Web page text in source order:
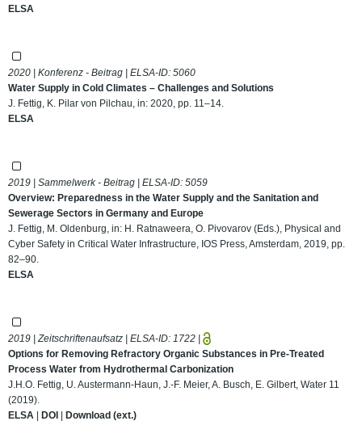
ELSA
2020 | Konferenz - Beitrag | ELSA-ID: 5060
Water Supply in Cold Climates – Challenges and Solutions
J. Fettig, K. Pilar von Pilchau, in: 2020, pp. 11–14.
ELSA
2019 | Sammelwerk - Beitrag | ELSA-ID: 5059
Overview: Preparedness in the Water Supply and the Sanitation and
Sewerage Sectors in Germany and Europe
J. Fettig, M. Oldenburg, in: H. Ratnaweera, O. Pivovarov (Eds.), Physical and
Cyber Safety in Critical Water Infrastructure, IOS Press, Amsterdam, 2019, pp.
82–90.
ELSA
2019 | Zeitschriftenaufsatz | ELSA-ID: 1722 |
Options for Removing Refractory Organic Substances in Pre-Treated
Process Water from Hydrothermal Carbonization
J.H.O. Fettig, U. Austermann-Haun, J.-F. Meier, A. Busch, E. Gilbert, Water 11
(2019).
ELSA | DOI | Download (ext.)